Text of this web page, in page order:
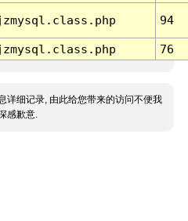
94
76
详细记录, 由此给您带来的访问不便我
感歉意.